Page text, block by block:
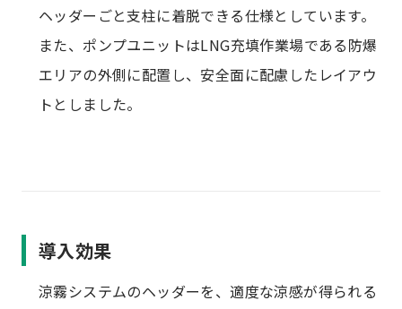
ヘッダーごと支柱に着脱できる仕様としています。
また、ポンプユニットはLNG充填作業場である防爆
エリアの外側に配置し、安全面に配慮したレイアウ
トとしました。
導入効果
涼霧システムのヘッダーを、適度な涼感が得られる